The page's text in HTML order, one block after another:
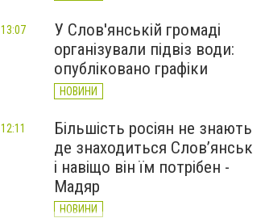
У Слов'янській громаді
організували підвіз води:
опубліковано графіки
НОВИНИ
13:07
Більшість росіян не знають
де знаходиться Слов’янськ
і навіщо він їм потрібен -
Мадяр
НОВИНИ
12:11